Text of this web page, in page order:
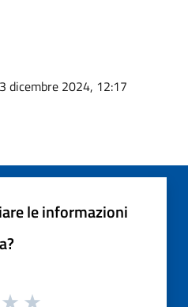
dicembre 2024, 12:17
le informazioni